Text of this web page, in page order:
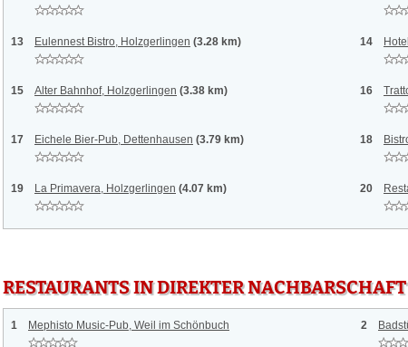
13 Eulennest Bistro, Holzgerlingen (3.28 km) 14
15 Alter Bahnhof, Holzgerlingen (3.38 km) 16
17 Eichele Bier-Pub, Dettenhausen (3.79 km) 18
19 La Primavera, Holzgerlingen (4.07 km) 20
RESTAURANTS IN DIREKTER NACHBARSCHAFT
1 Mephisto Music-Pub, Weil im Schönbuch 2